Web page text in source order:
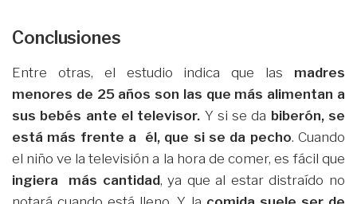
Conclusiones
Entre otras, el estudio indica que las madres
menores de 25 años son las que más alimentan a
sus bebés ante el televisor. Y si se da biberón, se
está más frente a él, que si se da pecho. Cuando
el niño ve la televisión a la hora de comer, es fácil que
ingiera más cantidad, ya que al estar distraído no